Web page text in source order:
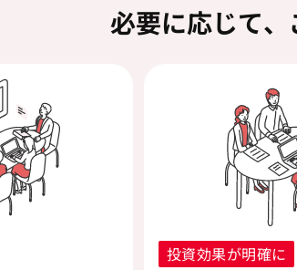
必要に応じて
投資効果が明確に